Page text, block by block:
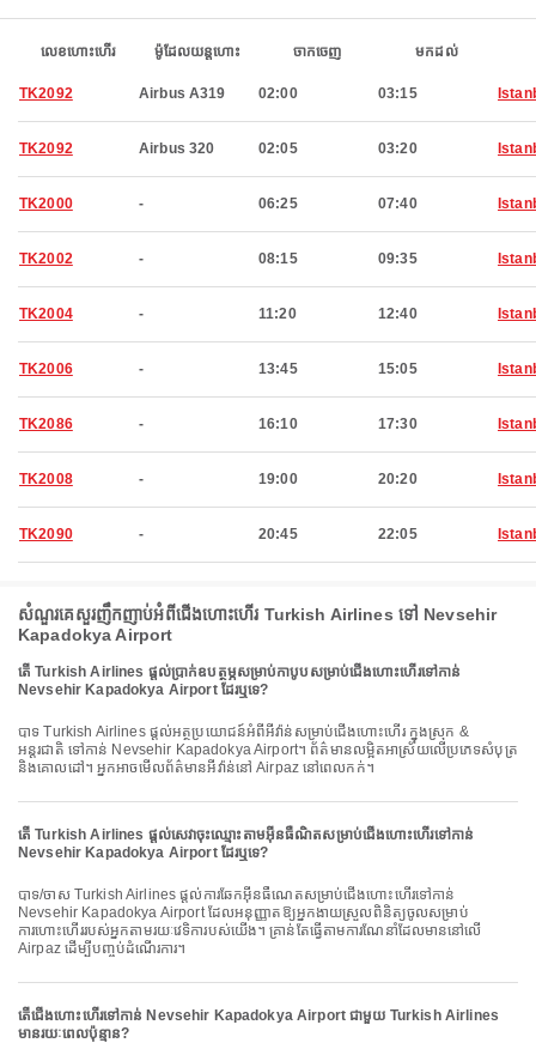
លេខហោះហើរ ម៉ូដែលយន្តហោះ ចាកចេញ មកដល់
TK2092 Airbus A319 02:00 03:15
TK2092 Airbus 320 02:05 03:20
TK2000 - 06:25 07:40
TK2002 - 08:15 09:35
TK2004 - 11:20 12:40
TK2006 - 13:45 15:05
TK2086 - 16:10 17:30
TK2008 - 19:00 20:20
TK2090 - 20:45 22:05
សំណួរគេសួរញឹកញាប់អំពីជើងហោះហើរ Turkish Airlines ទៅ Nevsehir
Kapadokya Airport
តើ Turkish Airlines ផ្តល់ប្រាក់ឧបត្ថម្ភសម្រាប់កាបូបសម្រាប់ជើងហោះហើរទៅកាន់
Nevsehir Kapadokya Airport ដែរឬទេ?
បាទ Turkish Airlines ផ្តល់អត្ថប្រយោជន៍អំពីអីវ៉ាន់សម្រាប់ជើងហោះហើរ ក្នុងស្រុក &
អន្តរជាតិ ទៅកាន់ Nevsehir Kapadokya Airport។ ព័ត៌មានលម្អិតអាស្រ័យលើប្រភេទសំបុត្រ
និងគោលដៅ។ អ្នកអាចមើលព័ត៌មានអីវ៉ាន់នៅ Airpaz នៅពេលកក់។
តើ Turkish Airlines ផ្តល់សេវាចុះឈ្មោះតាមអ៊ីនធឺណិតសម្រាប់ជើងហោះហើរទៅកាន់
Nevsehir Kapadokya Airport ដែរឬទេ?
បាទ/ចាស Turkish Airlines ផ្តល់ការឆែកអ៊ីនធឺណេតសម្រាប់ជើងហោះហើរទៅកាន់
Nevsehir Kapadokya Airport ដែលអនុញ្ញាតឱ្យអ្នកងាយស្រួលពិនិត្យចូលសម្រាប់
ការហោះហើររបស់អ្នកតាមរយៈវេទិការបស់យើង។ គ្រាន់តែធ្វើតាមការណែនាំដែលមាននៅលើ
Airpaz ដើម្បីបញ្ចប់ដំណើរការ។
តើជើងហោះហើរទៅកាន់ Nevsehir Kapadokya Airport ជាមួយ Turkish Airlines
មានរយៈពេលប៉ុន្មាន?